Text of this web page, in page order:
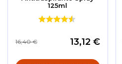
125ml
13,12 €
16,40 €